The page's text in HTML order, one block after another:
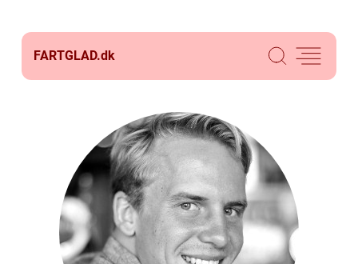
FARTGLAD.dk